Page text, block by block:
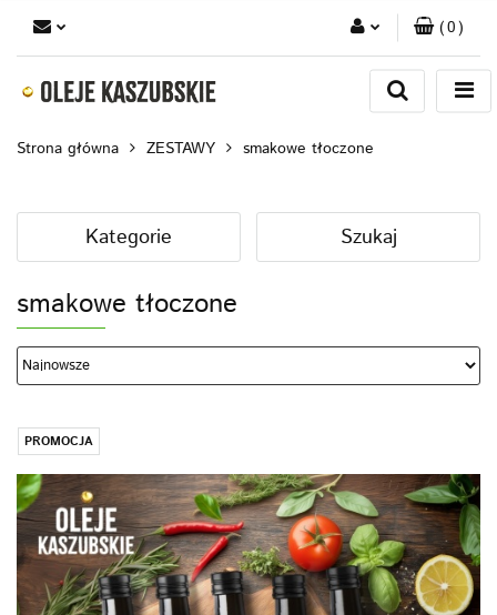
Dodaj zgłoszenie
(0)
Strona główna ZESTAWY smakowe tłoczone
Kategorie Szukaj
smakowe tłoczone
PROMOCJA